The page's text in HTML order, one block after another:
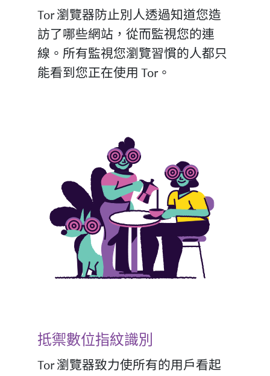
Tor 瀏覽器防止別人透過知道您造
訪了哪些網站，從而監視您的連
線。所有監視您瀏覽習慣的人都只
能看到您正在使用 Tor。
抵禦數位指紋識別
Tor 瀏覽器致力使所有的用戶看起